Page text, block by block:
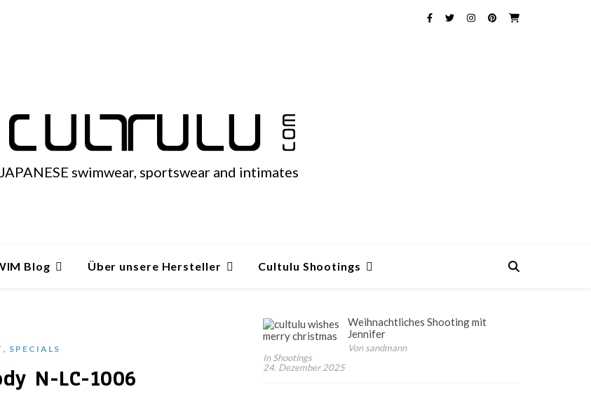
swimwear, sportswear and intimates
Blog Über unsere Hersteller Cultulu Shootings
, SPECIALS
N-LC-1006
Weihnachtliches Shooting mit
Jennifer
Von sandmann
In Shootings
24. Dezember 2025